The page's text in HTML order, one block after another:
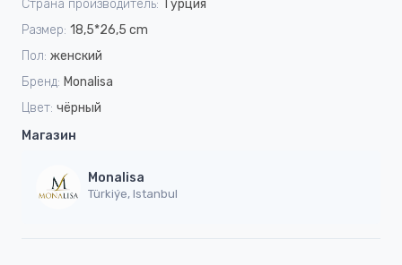
Страна производитель: Турция
Размер: 18,5*26,5 cm
Пол: женский
Бренд: Monalisa
Цвет: чёрный
Магазин
Monalisa
Türkiýe, Istanbul